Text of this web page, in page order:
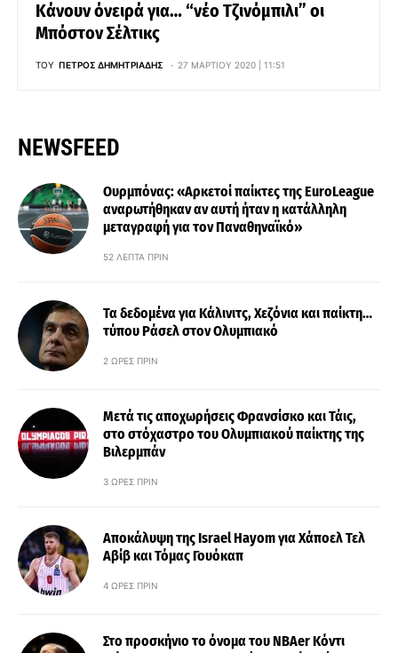
Κάνουν όνειρά για… “νέο Τζινόμπιλι” οι
Μπόστον Σέλτικς
ΤΟΥ ΠΈΤΡΟΣ ΔΗΜΗΤΡΙΆΔΗΣ 27 ΜΑΡΤΊΟΥ 2020 | 11:51
NEWSFEED
Ουρμπόνας: «Αρκετοί παίκτες της EuroLeague
αναρωτήθηκαν αν αυτή ήταν η κατάλληλη
μεταγραφή για τον Παναθηναϊκό»
52 ΛΕΠΤΆ ΠΡΙΝ
Τα δεδομένα για Κάλινιτς, Χεζόνια και παίκτη…
τύπου Ράσελ στον Ολυμπιακό
2 ΏΡΕΣ ΠΡΙΝ
Μετά τις αποχωρήσεις Φρανσίσκο και Τάις,
στο στόχαστρο του Ολυμπιακού παίκτης της
Βιλερμπάν
3 ΏΡΕΣ ΠΡΙΝ
Αποκάλυψη της Israel Hayom για Χάποελ Τελ
Αβίβ και Τόμας Γουόκαπ
4 ΏΡΕΣ ΠΡΙΝ
Στο προσκήνιο το όνομα του ΝΒΑer Κόντι